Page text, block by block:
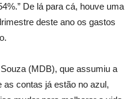
De lá para cá, houve uma
deste ano os gastos
(MDB), que assumiu a
as contas já estão no azul,